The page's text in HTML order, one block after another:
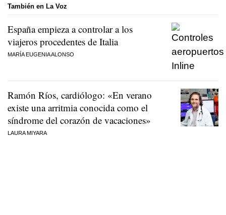
También en La Voz
España empieza a controlar a los
viajeros procedentes de Italia
MARÍA EUGENIA ALONSO
Ramón Ríos, cardiólogo: «En verano
existe una arritmia conocida como el
síndrome del corazón de vacaciones»
LAURA MIYARA